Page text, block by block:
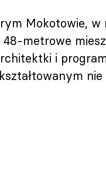
Mokotowie,
48-metrowe
i
kształtowanym